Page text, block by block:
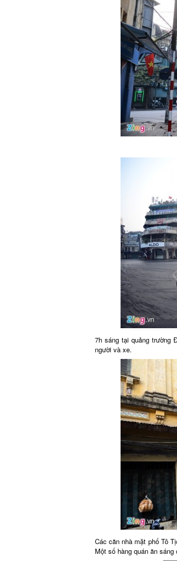
7h sáng tại quảng trường
người và xe.
Các căn nhà mặt phố Tô
Một số hàng quán ăn